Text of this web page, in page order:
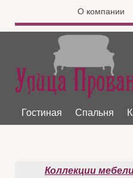
О компании
Гостиная Спальня
Коллекции